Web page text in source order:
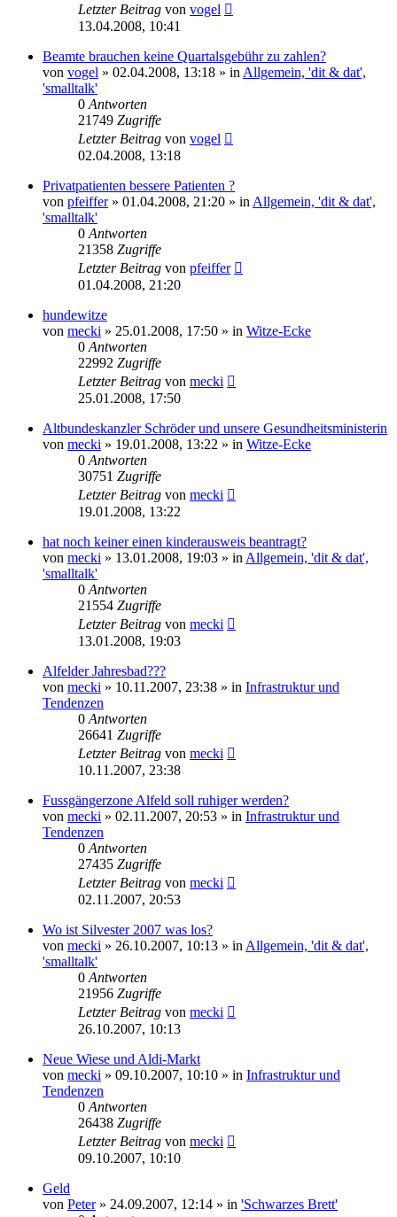
Letzter Beitrag von vogel
13.04.2008, 10:41
Beamte brauchen keine Quartalsgebühr zu zahlen?
von vogel » 02.04.2008, 13:18 » in Allgemein, 'dit & dat',
'smalltalk'
0 Antworten
21749 Zugriffe
Letzter Beitrag von vogel
02.04.2008, 13:18
Privatpatienten bessere Patienten ?
von pfeiffer» 01.04.2008, 21:20 » in Allgemein, 'dit & dat',
'smalltalk'
0 Antworten
21358 Zugriffe
Letzter Beitrag von pfeiffer
01.04.2008, 21:20
hundewitze
von mecki » 25.01.2008, 17:50 » in Witze-Ecke
0 Antworten
22992 Zugriffe
Letzter Beitrag von mecki
25.01.2008, 17:50
Altbundeskanzler Schröder und unsere Gesundheitsministerin
von mecki » 19.01.2008, 13:22 » in Witze-Ecke
0 Antworten
30751 Zugriffe
Letzter Beitrag von mecki
19.01.2008, 13:22
hat noch keiner einen kinderausweis beantragt?
von mecki » 13.01.2008, 19:03 » in Allgemein, 'dit & dat',
'smalltalk'
0 Antworten
21554 Zugriffe
Letzter Beitrag von mecki
13.01.2008, 19:03
Alfelder Jahresbad???
von mecki » 10.11.2007, 23:38 » in Infrastruktur und
Tendenzen
0 Antworten
26641 Zugriffe
Letzter Beitrag von mecki
10.11.2007, 23:38
Fussgängerzone Alfeld soll ruhiger werden?
von mecki » 02.11.2007, 20:53 » in Infrastruktur und
Tendenzen
0 Antworten
27435 Zugriffe
Letzter Beitrag von mecki
02.11.2007, 20:53
Wo ist Silvester 2007 was los?
von mecki » 26.10.2007, 10:13 » in Allgemein, 'dit & dat',
'smalltalk'
0 Antworten
21956 Zugriffe
Letzter Beitrag von mecki
26.10.2007, 10:13
Neue Wiese und Aldi-Markt
von mecki » 09.10.2007, 10:10 » in Infrastruktur und
Tendenzen
0 Antworten
26438 Zugriffe
Letzter Beitrag von mecki
09.10.2007, 10:10
Geld
von Peter» 24.09.2007, 12:14 » in 'Schwarzes Brett'